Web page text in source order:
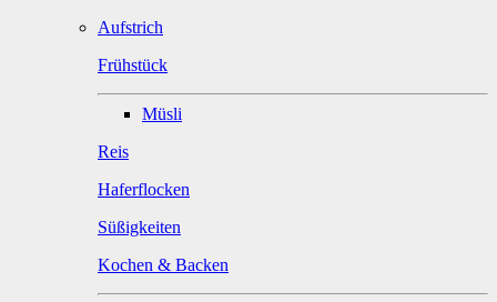
Aufstrich
Frühstück
Müsli
Reis
Haferflocken
Süßigkeiten
Kochen & Backen